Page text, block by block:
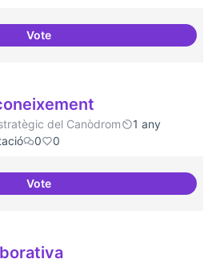
VoteResidències d'èxit
del Canòdrom
1 any
0 0
VoteRepositori de coneixement